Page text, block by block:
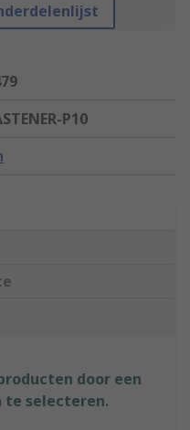
P10
door een
te selecteren.